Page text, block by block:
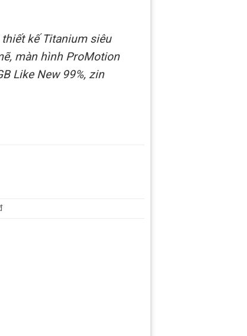
kế Titanium siêu
màn hình ProMotion
Like New 99%, zin